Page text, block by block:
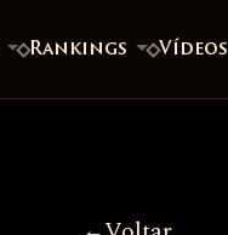
Rankings Vídeos